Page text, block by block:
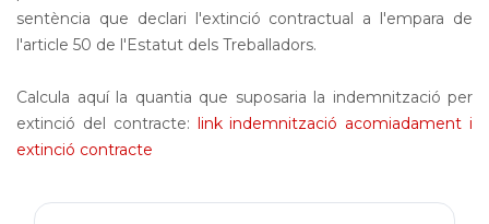
sentència que declari l'extinció contractual a l'empara de
l'article 50 de l'Estatut dels Treballadors.
Calcula aquí la quantia que suposaria la indemnització per
extinció del contracte: link indemnització acomiadament i
extinció contracte